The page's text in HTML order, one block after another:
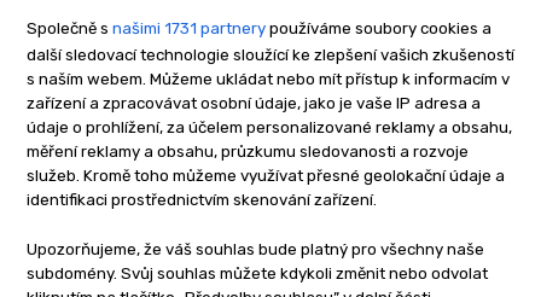
O nás
Kontakt
Reklama
Zásady soukromí
Privacy policy
Cookies
Etický kodex
Společně s našimi 1731 partnery používáme soubory cookies a
další sledovací technologie sloužící ke zlepšení vašich zkušeností
s naším webem. Můžeme ukládat nebo mít přístup k informacím v
zařízení a zpracovávat osobní údaje, jako je vaše IP adresa a
údaje o prohlížení, za účelem personalizované reklamy a obsahu,
měření reklamy a obsahu, průzkumu sledovanosti a rozvoje
služeb. Kromě toho můžeme využívat přesné geolokační údaje a
identifikaci prostřednictvím skenování zařízení.
Upozorňujeme, že váš souhlas bude platný pro všechny naše
subdomény. Svůj souhlas můžete kdykoli změnit nebo odvolat